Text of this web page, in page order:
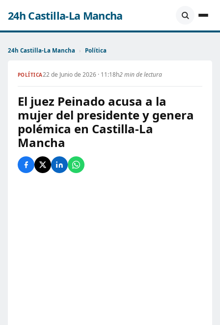
24h Castilla-La Mancha
24h Castilla-La Mancha › Política
POLÍTICA22 de Junio de 2026 · 11:18h2 min de lectura
El juez Peinado acusa a la
mujer del presidente y genera
polémica en Castilla-La
Mancha